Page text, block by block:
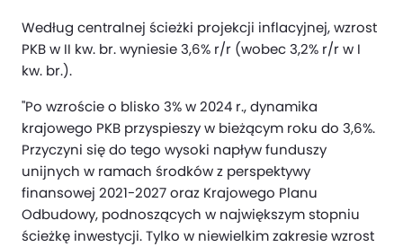
Według centralnej ścieżki projekcji inflacyjnej, wzrost
PKB w II kw. br. wyniesie 3,6% r/r (wobec 3,2% r/r w I
kw. br.).
"Po wzroście o blisko 3% w 2024 r., dynamika
krajowego PKB przyspieszy w bieżącym roku do 3,6%.
Przyczyni się do tego wysoki napływ funduszy
unijnych w ramach środków z perspektywy
finansowej 2021-2027 oraz Krajowego Planu
Odbudowy, podnoszących w największym stopniu
ścieżkę inwestycji. Tylko w niewielkim zakresie wzrost